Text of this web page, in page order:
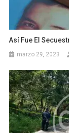
Así Fue El
marzo 29, 2023